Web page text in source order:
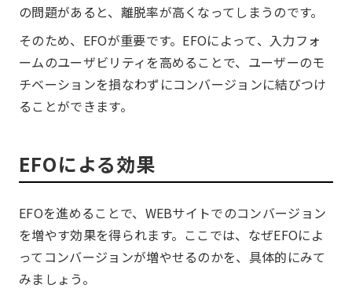
の問題があると、離脱率が高くなってしまうのです。
そのため、EFOが重要です。EFOによって、入力フォ
ームのユーザビリティを高めることで、ユーザーのモ
チベーションを損なわずにコンバージョンに結びつけ
ることができます。
EFOによる効果
EFOを進めることで、WEBサイトでのコンバージョン
を増やす効果を得られます。ここでは、なぜEFOによ
ってコンバージョンが増やせるのかを、具体的にみて
みましょう。